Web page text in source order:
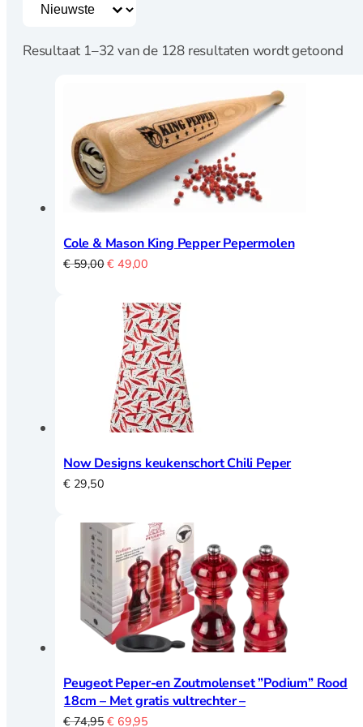
Speculaasplanken
Citruspersen
Kookboeken
Maatbekers en
lepels
Notenkrakers en
ontpitters
Oliekannetjes en
kruidenhouders
Peper, zout en
kruidenmolens
Raspen en
schaven
Lepels, garde,
spatels en tangen
Textiel
Thermometers en
timers
Voorraad en
bewaardozen
Zeven en vergiet
Keukenhulpen
Borstels
Crème Brulee
Resultaat 1–32 van de 128 resultaten wordt getoond
Cole & Mason King Pepper Pepermolen
€59,00 Oorspronkelijke
was:
€ 59,00.
€ 49,00
is:
€ 49,00.
Now Designs keukenschort Chili Peper
€29,50
Peugeot Peper-en Zoutmolenset ”Podium” Rood
18cm – Met gratis vultrechter –
€74,95 Oorspronkelijke
€ 69,95